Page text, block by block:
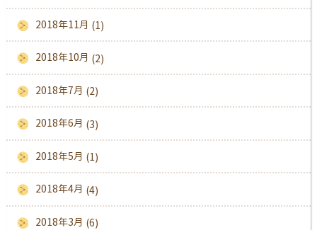
2018年11月 (1)
2018年10月 (2)
2018年7月 (2)
2018年6月 (3)
2018年5月 (1)
2018年4月 (4)
2018年3月 (6)